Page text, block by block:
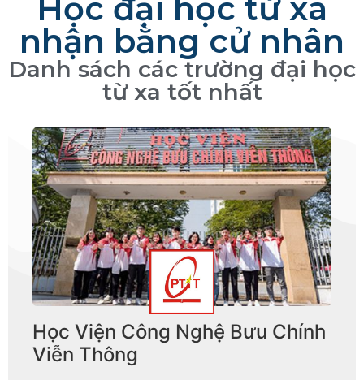
Học đại học từ xa
nhận bằng cử nhân
Danh sách các trường đại học
từ xa tốt nhất
Học Viện Công Nghệ Bưu Chính
Viễn Thông